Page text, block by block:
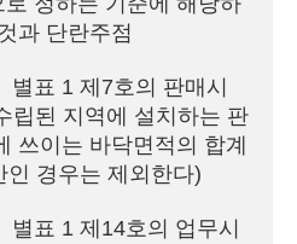
과 단란주점
표 1 제7호의 판매시
립된 지역에 설치하는 판
쓰이는 바닥면적의 합계
인 경우는 제외한다)
표 1 제14호의 업무시